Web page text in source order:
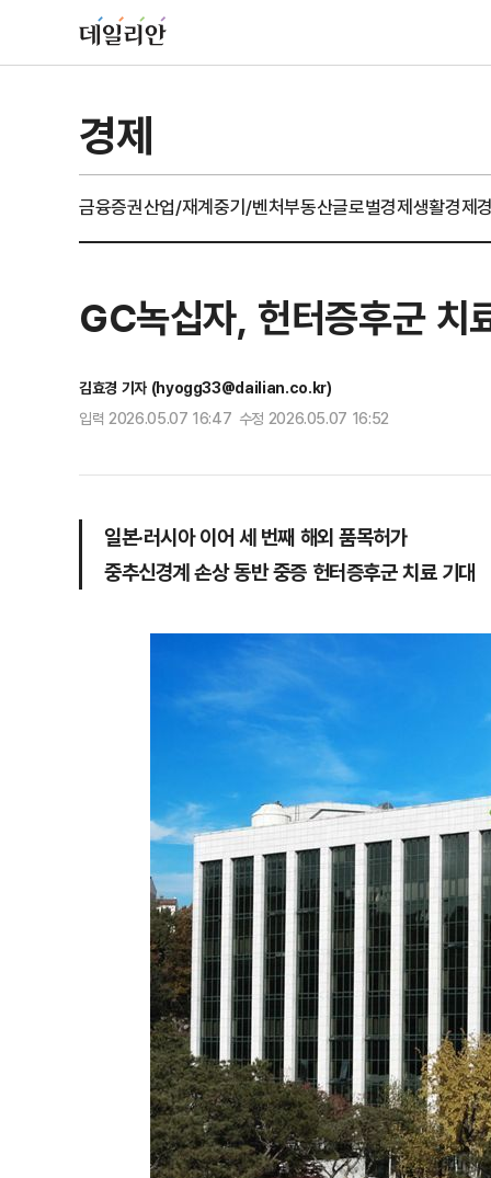
경제
금융증권산업/재계중기/벤처부동산글로벌경제생활경제
GC녹십자, 헌터증후군 치
김효경 기자 (hyogg33@dailian.co.kr)
입력 2026.05.07 16:47 수정 2026.05.07 16:52
일본·러시아 이어 세 번째 해외 품목허가
중추신경계 손상 동반 중증 헌터증후군 치료 기대